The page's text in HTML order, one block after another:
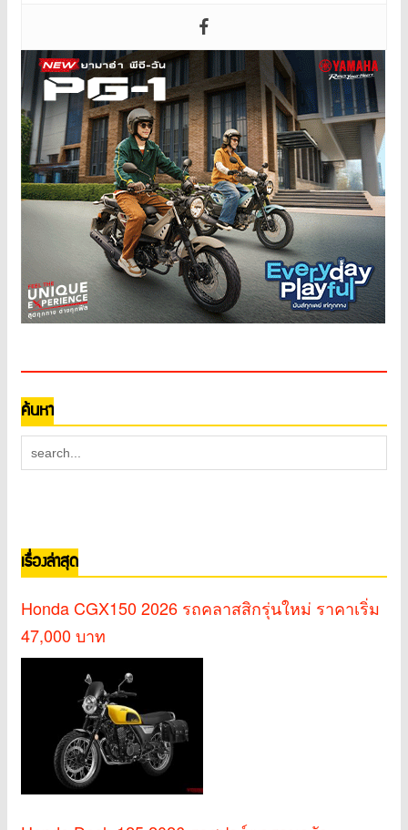
ค้นหา
เรื่องล่าสุด
Honda CGX150 2026 รถคลาสสิกรุ่นใหม่ ราคาเริ่ม
47,000 บาท